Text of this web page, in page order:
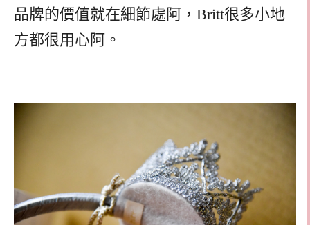
品牌的價值就在細節處阿，Britt很多小地
方都很用心阿。